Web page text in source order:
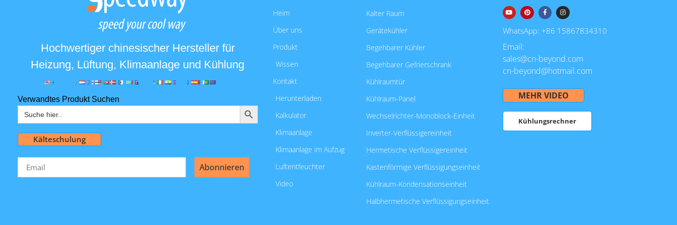
Hochwertiger chinesischer Hersteller für
Heizung, Lüftung, Klimaanlage und Kühlung
Verwandtes Produkt Suchen
Suchen
nach:
SUCHSCHALTFLÄCHE
Kälteschulung
Abonnieren
Heim
Über uns
Produkt
Wissen
Kontakt
Herunterladen
Kalkulator
Klimaanlage
Klimaanlage im Aufzug
Luftentfeuchter
Video
Kalter Raum
Gerätekühler
Begehbarer Kühler
Begehbarer Gefrierschrank
Kühlraumtür
Kühlraum-Panel
Wechselrichter-Monoblock-Einheit
Inverter-Verflüssigereinheit
Hermetische Verflüssigereinheit
Kastenförmige Verflüssigungseinheit
Kühlraum-Kondensationseinheit
Halbhermetische Verflüssigungseinheit
WhatsApp: +86 15867834310
Email:
sales@cn-beyond.com
cn-beyond@hotmail.com
MEHR VIDEO
Kühlungsrechner